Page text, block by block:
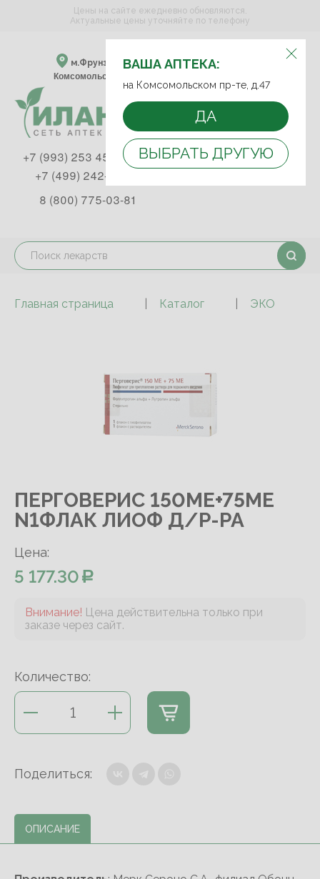
ВЫБЕРИТЕ АПТЕКУ:
м.Фрунзенская м.Спортивная
Комсомольский пр-т, д. 47
ВАША АПТЕКА:
на Комсомольском пр-те, д.47
ДА
ВЫБРАТЬ ДРУГУЮ
Цены на сайте ежедневно обновляются.
Актуальные цены уточняйте по телефону
+7 (993) 253 45 93
+7 (499) 242-90-85
8 (800) 775-03-81
Главная страница Каталог ЭКО
ПЕРГОВЕРИС 150МЕ+75МЕ
N1ФЛАК ЛИОФ Д/Р-РА
Цена:
5 177.30
Внимание! Цена действительна только при
заказе через сайт.
Количество:
Поделиться:
ОПИСАНИЕ